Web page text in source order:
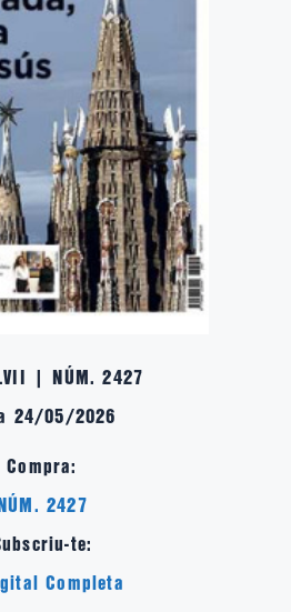
| NÚM. 2427
24/05/2026
Compra:
NÚM. 2427
te:
Completa